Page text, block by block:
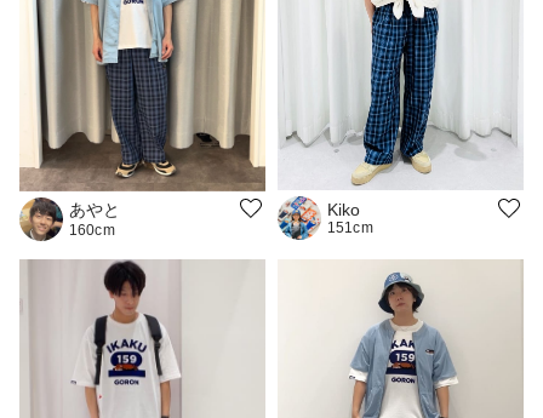
あやと
160cm
Kiko
151cm